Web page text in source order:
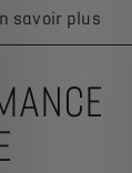
savoir plus